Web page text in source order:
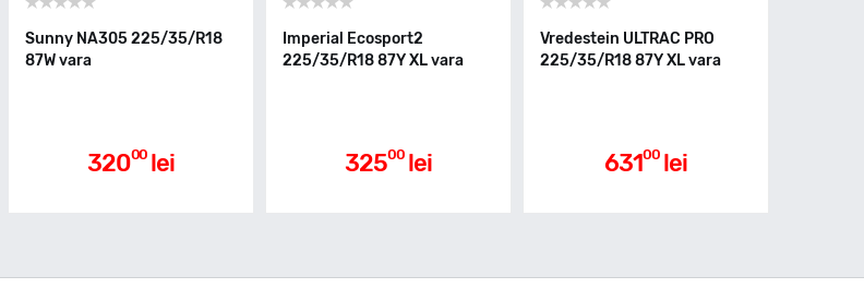
Sunny NA305 225/35/R18
87W vara
32000 lei
Imperial Ecosport2
225/35/R18 87Y XL vara
32500 lei
Vredestein ULTRAC PRO
225/35/R18 87Y XL vara
63100 lei